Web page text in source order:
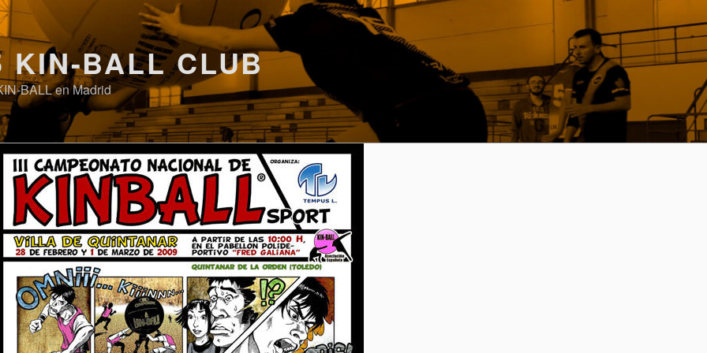
KIN-BALL CLUB
BALL en Madrid